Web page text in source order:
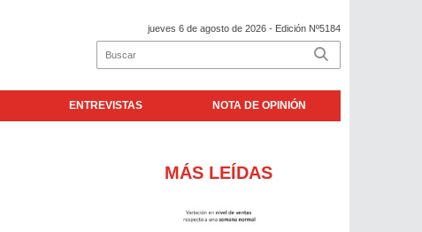
jueves 6 de agosto de 2026 - Edición Nº5184
ENTREVISTAS NOTA DE OPINIÓN
MÁS LEÍDAS